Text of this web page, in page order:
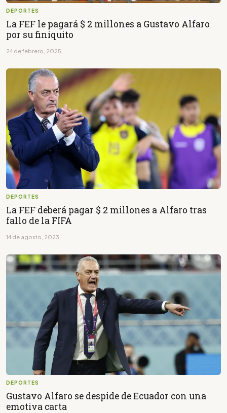
DEPORTES
La FEF le pagará $ 2 millones a Gustavo Alfaro
por su finiquito
24 de febrero, 2025
DEPORTES
La FEF deberá pagar $ 2 millones a Alfaro tras
fallo de la FIFA
14 de agosto, 2023
DEPORTES
Gustavo Alfaro se despide de Ecuador con una
emotiva carta